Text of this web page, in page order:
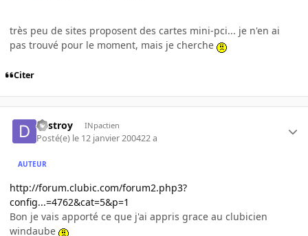
très peu de sites proposent des cartes mini-pci... je n'en ai
pas trouvé pour le moment, mais je cherche
Citer
destroy INpactien
Posté(e) le 12 janvier 200422 a
AUTEUR
http://forum.clubic.com/forum2.php3?
config...=4762&cat=5&p=1
Bon je vais apporté ce que j'ai appris grace au clubicien
windaube